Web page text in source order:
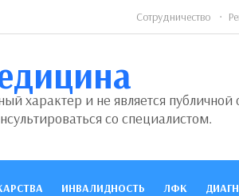
Сотрудничество
характер и не является публичной
со специалистом.
ИНВАЛИДНОСТЬ ЛФК